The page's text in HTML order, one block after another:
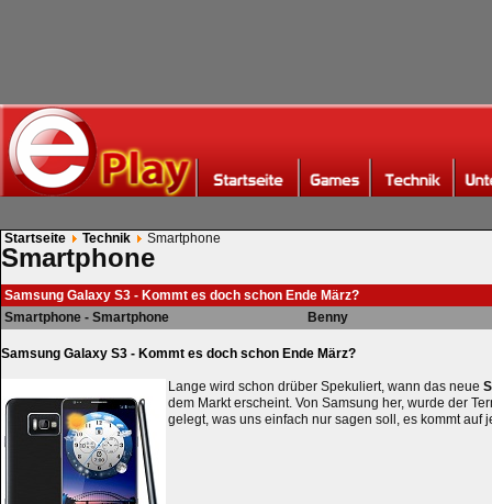
Startseite Technik Smartphone
Smartphone
Samsung Galaxy S3 - Kommt es doch schon Ende März?
Smartphone - Smartphone
Benny
Samsung Galaxy S3 - Kommt es doch schon Ende März?
Lange wird schon drüber Spekuliert, wann das neue
dem Markt erscheint. Von Samsung her, wurde der
gelegt, was uns einfach nur sagen soll, es kommt auf